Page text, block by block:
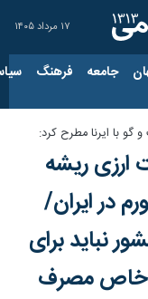
۱۷ مرداد ۱۴۰۵
جامعه فرهنگ
گو با ایرنا مطرح کرد:
ارزی ریشه
در ایران/
نباید برای
خاص مصرف